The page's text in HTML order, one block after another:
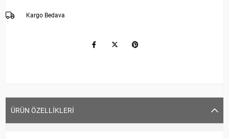
Kargo Bedava
ÜRÜN ÖZELLIKLERI